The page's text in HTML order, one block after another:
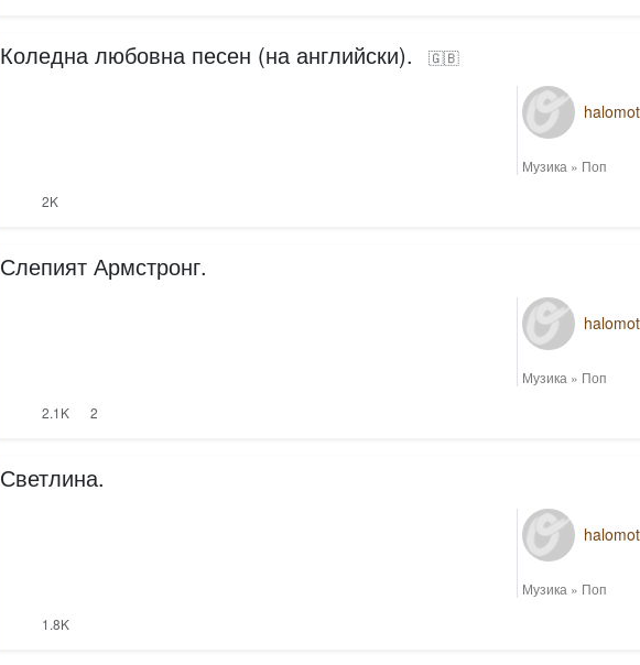
Коледна любовна песен (на английски). 🇬🇧
Музика » Поп
2K
Слепият Армстронг.
Музика » Поп
2.1K
2
Светлина.
Музика » Поп
1.8K